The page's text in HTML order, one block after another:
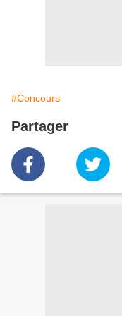
#Concours
Partager